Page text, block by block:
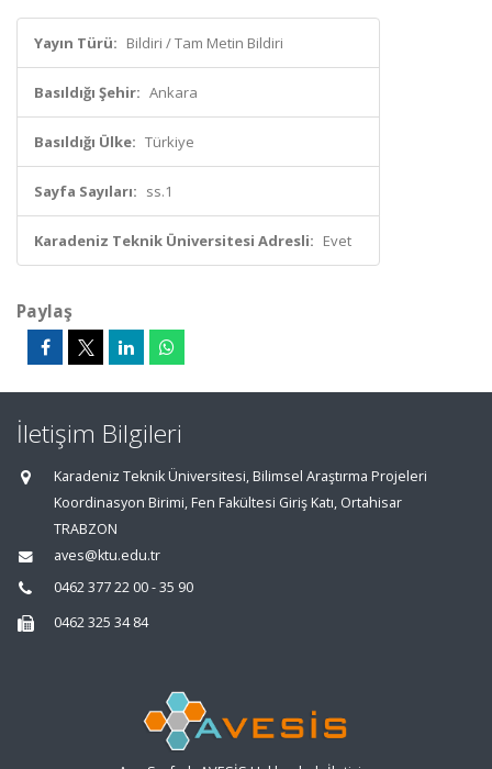
Yayın Türü: Bildiri / Tam Metin Bildiri
Basıldığı Şehir: Ankara
Basıldığı Ülke: Türkiye
Sayfa Sayıları: ss.1
Karadeniz Teknik Üniversitesi Adresli: Evet
Paylaş
İletişim Bilgileri
Karadeniz Teknik Üniversitesi, Bilimsel Araştırma Projeleri
Koordinasyon Birimi, Fen Fakültesi Giriş Katı, Ortahisar
TRABZON
aves@ktu.edu.tr
0462 377 22 00 - 35 90
0462 325 34 84